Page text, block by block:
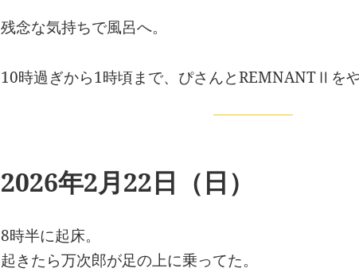
残念な気持ちで風呂へ。
10時過ぎから1時頃まで、ぴさんとREMNANTⅡをや
2026年2月22日（日）
8時半に起床。
起きたら万次郎が足の上に乗ってた。